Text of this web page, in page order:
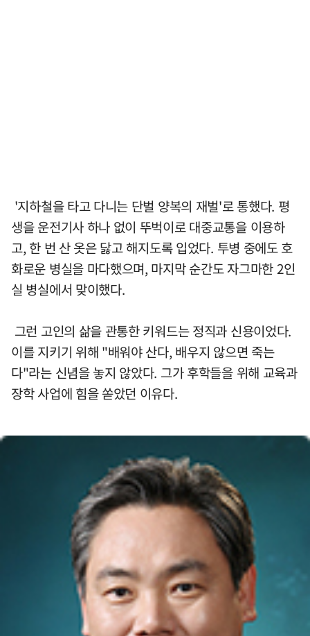
'지하철을 타고 다니는 단벌 양복의 재벌'로 통했다. 평
생을 운전기사 하나 없이 뚜벅이로 대중교통을 이용하
고, 한 번 산 옷은 닳고 해지도록 입었다. 투병 중에도 호
화로운 병실을 마다했으며, 마지막 순간도 자그마한 2인
실 병실에서 맞이했다.
그런 고인의 삶을 관통한 키워드는 정직과 신용이었다.
이를 지키기 위해 "배워야 산다, 배우지 않으면 죽는
다"라는 신념을 놓지 않았다. 그가 후학들을 위해 교육과
장학 사업에 힘을 쏟았던 이유다.